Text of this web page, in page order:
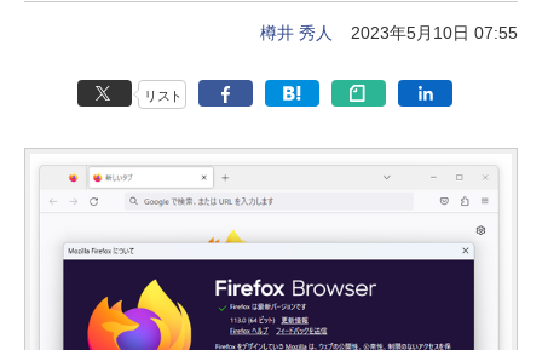
樽井 秀人 2023年5月10日 07:55
リスト